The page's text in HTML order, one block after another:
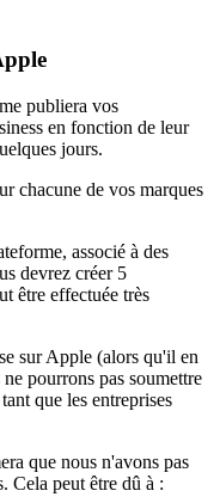
publiera vos
en fonction de leur
jours.
chacune de vos marques
associé à des
devrez créer 5
être effectuée très
sur Apple (alors qu'il en
pourrons pas soumettre
que les entreprises
que nous n'avons pas
Cela peut être dû à :